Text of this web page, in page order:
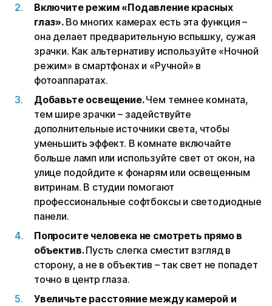
Включите режим «Подавление красных
глаз». Во многих камерах есть эта функция –
она делает предварительную вспышку, сужая
зрачки. Как альтернативу используйте «Ночной
режим» в смартфонах и «Ручной» в
фотоаппаратах.
Добавьте освещение.Чем темнее комната,
тем шире зрачки – задействуйте
дополнительные источники света, чтобы
уменьшить эффект. В комнате включайте
больше ламп или используйте свет от окон, на
улице подойдите к фонарям или освещенным
витринам. В студии помогают
профессиональные софтбоксы и светодиодные
панели.
Попросите человека не смотреть прямо в
объектив.Пусть слегка сместит взгляд в
сторону, а не в объектив – так свет не попадет
точно в центр глаза.
Увеличьте расстояние между камерой и